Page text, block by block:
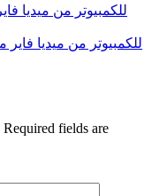
Required fields are